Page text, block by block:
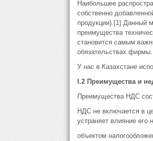
Наибольшее
собственно
продукции).[1] Данный
преимущества
становится самым
обязательствах фирмы.
У нас в Казахстане
I.2 Преимущества и
Преимущества НДС
НДС не включается в
устраняет влияние его
объектом